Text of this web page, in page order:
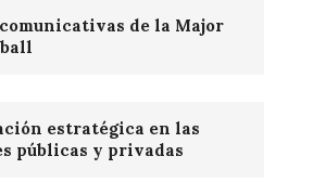
de la Major
estratégica en las
públicas y privadas